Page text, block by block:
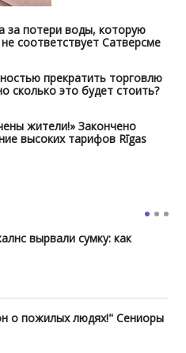
за потери воды, которую
соответствует Сатверсме
прекратить торговлю
сколько это будет стоить?
жители!» Закончено
высоких тарифов Rīgas
вырвали сумку: как
о пожилых людях!" Сениоры